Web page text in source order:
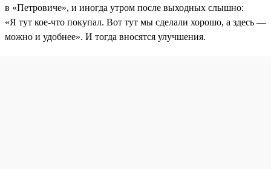
в «Петровиче», и иногда утром после выходных слышно:
«Я тут кое-что покупал. Вот тут мы сделали хорошо, а здесь —
можно и удобнее». И тогда вносятся улучшения.